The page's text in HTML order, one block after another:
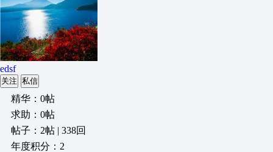
edsf
关注 私信
精华：0帖
求助：0帖
帖子：2帖 | 338回
年度积分：2